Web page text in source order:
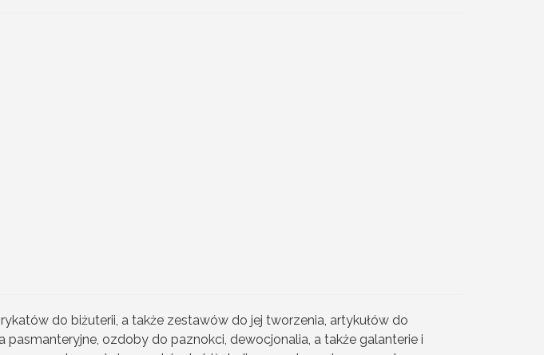
do biżuterii, a także zestawów do jej tworzenia, artykułów do
ozdoby do paznokci, dewocjonalia, a także galanterie i